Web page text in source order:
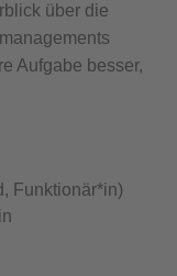
über die
Aufgabe besser,
Funktionär*in)